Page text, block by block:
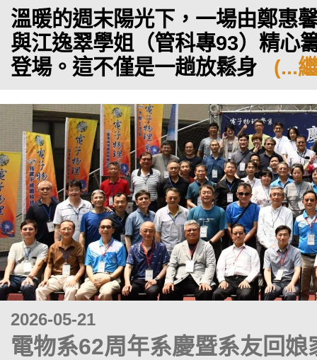
溫暖的週末陽光下，一場由鄭惠
與江逸翠學姐（管科專93）精心
登場。這不僅是一趟放鬆身 (...
2026-05-21
電物系62周年系慶暨系友回娘